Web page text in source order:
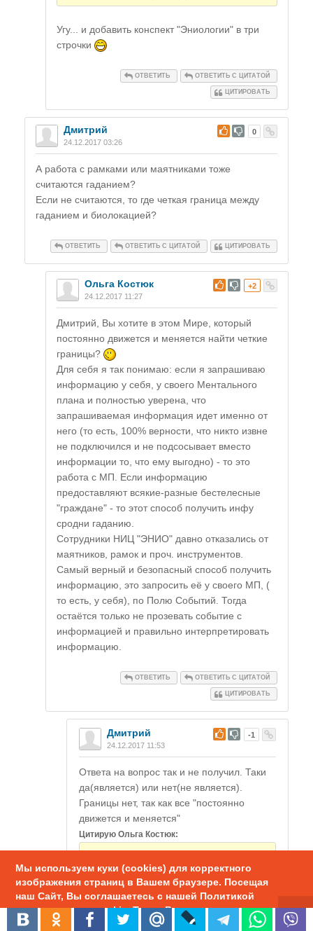
Угу... и добавить конспект "Эниологии" в три
строчки
ОТВЕТИТЬ ОТВЕТИТЬ С ЦИТАТОЙ
ЦИТИРОВАТЬ
# 0
Дмитрий
24.12.2017 03:26
А работа с рамками или маятниками тоже
считаются гаданием?
Если не считаются, то где четкая граница между
гаданием и биолокацией?
ОТВЕТИТЬ ОТВЕТИТЬ С ЦИТАТОЙ ЦИТИРОВАТЬ
# +2
Ольга Костюк
24.12.2017 11:27
Дмитрий, Вы хотите в этом Мире, который
постоянно движется и меняется найти четкие
границы?
Для себя я так понимаю: если я запрашиваю
информацию у себя, у своего Ментального
плана и полностью уверена, что
запрашиваемая информация идет именно от
него (то есть, 100% верности, что никто извне
не подключился и не подсосывает вместо
информации то, что ему выгодно) - то это
работа с МП. Если информацию
предоставляют всякие-разные бестелесные
"граждане" - то этот способ получить инфу
сродни гаданию.
Сотрудники НИЦ "ЭНИО" давно отказались от
маятников, рамок и проч. инструментов.
Самый верный и безопасный способ получить
информацию, это запросить её у своего МП, (
то есть, у себя), по Полю Событий. Тогда
остаётся только не прозевать событие с
информацией и правильно интерпретировать
информацию.
ОТВЕТИТЬ ОТВЕТИТЬ С ЦИТАТОЙ
ЦИТИРОВАТЬ
# -1
Дмитрий
24.12.2017 11:53
Ответа на вопрос так и не получил. Таки
да(является) или нет(не является).
Границы нет, так как все "постоянно
движется и меняется"
Цитирую Ольга Костюк:
Сотрудники НИЦ "ЭНИО" давно
отказались от маятников, рамок и
Мы используем куки (cookies) для корректного
изображения страниц в Вашем браузере. Посещая
наш Сайт, Вы соглашаетесь с нашей Политикой
использования cookie. Также Вы можете
настроить использование куки в браузере.